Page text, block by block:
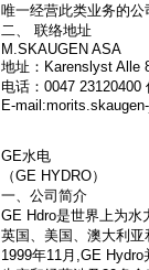
唯一经营此类业务的
二、 联络地址
M.SKAUGEN ASA
地址：Karenslyst Alle
电话：0047 23120400
E-mail:
GE水电
（GE HYDRO）
一、公司简介
GE Hdro是世界上为水
英国、美国、澳大利亚
1999年11月,GE